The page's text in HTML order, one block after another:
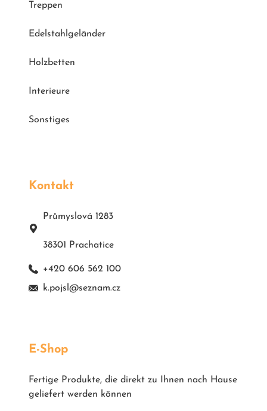
Treppen
Edelstahlgeländer
Holzbetten
Interieure
Sonstiges
Kontakt
Průmyslová 1283
38301 Prachatice
+420 606 562 100
k.pojsl@seznam.cz
E-Shop
Fertige Produkte, die direkt zu Ihnen nach Hause
geliefert werden können